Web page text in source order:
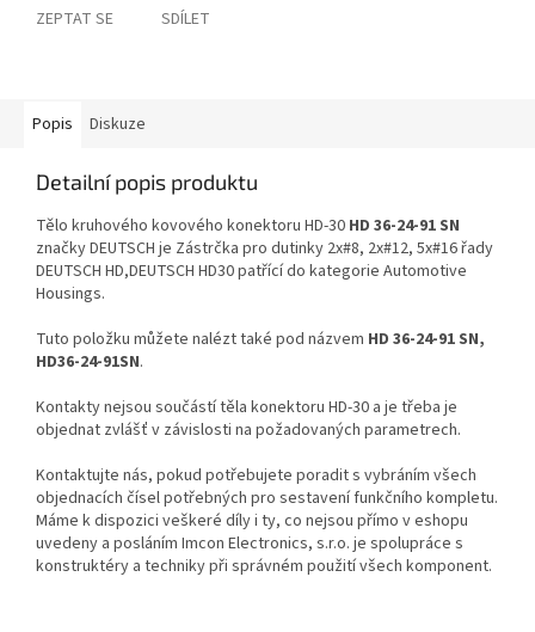
ZEPTAT SE SDÍLET
Popis Diskuze
Detailní popis produktu
Tělo kruhového kovového konektoru HD-30 HD 36-24-91 SN
značky DEUTSCH je Zástrčka pro dutinky 2x#8, 2x#12, 5x#16 řady
DEUTSCH HD,DEUTSCH HD30 patřící do kategorie Automotive
Housings.
Tuto položku můžete nalézt také pod názvem HD 36-24-91 SN,
HD36-24-91SN.
Kontakty nejsou součástí těla konektoru HD-30 a je třeba je
objednat zvlášť v závislosti na požadovaných parametrech.
Kontaktujte nás, pokud potřebujete poradit s vybráním všech
objednacích čísel potřebných pro sestavení funkčního kompletu.
Máme k dispozici veškeré díly i ty, co nejsou přímo v eshopu
uvedeny a posláním Imcon Electronics, s.r.o. je spolupráce s
konstruktéry a techniky při správném použití všech komponent.